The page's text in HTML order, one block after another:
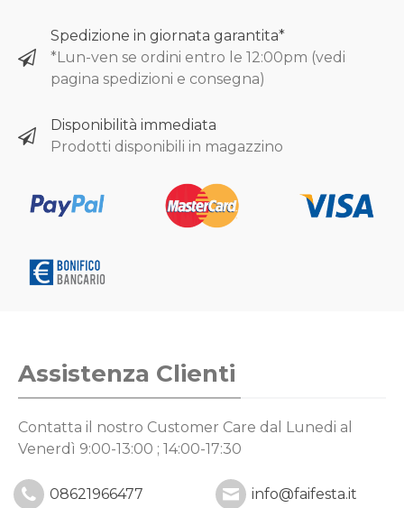
Spedizione in giornata garantita*
*Lun-ven se ordini entro le 12:00pm (vedi
pagina spedizioni e consegna)
Disponibilità immediata
Prodotti disponibili in magazzino
Assistenza Clienti
Contatta il nostro Customer Care dal Lunedi al
Venerdì 9:00-13:00 ; 14:00-17:30
08621966477 info@faifesta.it